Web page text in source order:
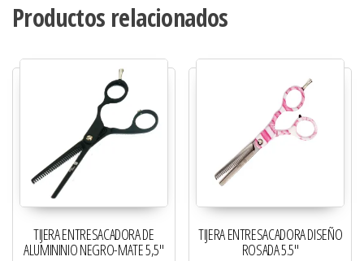
Productos relacionados
TIJERA ENTRESACADORA DE
ALUMININIO NEGRO-MATE 5,5″
TIJERA ENTRESACADORA DISEÑO
ROSADA 5.5″